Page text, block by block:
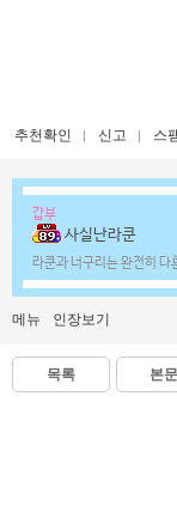
추천확인 신고 스
갑부
사실난라쿤
라쿤과 너구리는 완전히 다
메뉴 인장보기
목록 본문